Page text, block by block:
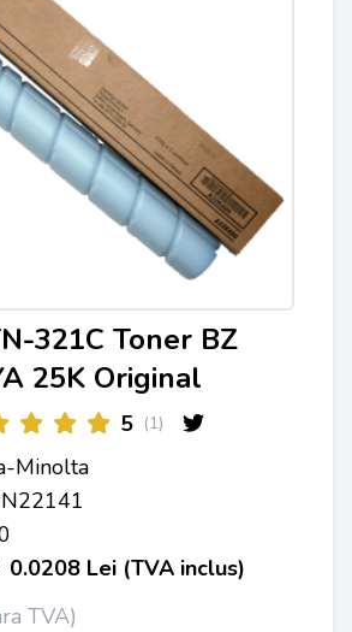
321C Toner BZ
25K Original
5 (1)
Minolta
0.0208 Lei (TVA inclus)
TVA)